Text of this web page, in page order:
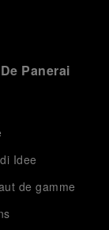
Panerai
Idee
de gamme